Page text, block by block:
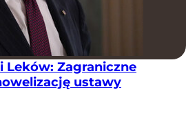
Leków: Zagraniczne
ustawy